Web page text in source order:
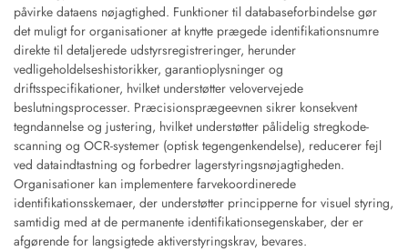
påvirke dataens nøjagtighed. Funktioner til databaseforbindelse gør
det muligt for organisationer at knytte prægede identifikationsnumre
direkte til detaljerede udstyrsregistreringer, herunder
vedligeholdelseshistorikker, garantioplysninger og
driftsspecifikationer, hvilket understøtter velovervejede
beslutningsprocesser. Præcisionsprægeevnen sikrer konsekvent
tegndannelse og justering, hvilket understøtter pålidelig stregkode-
scanning og OCR-systemer (optisk tegengenkendelse), reducerer fejl
ved dataindtastning og forbedrer lagerstyringsnøjagtigheden.
Organisationer kan implementere farvekoordinerede
identifikationsskemaer, der understøtter principperne for visuel styring,
samtidig med at de permanente identifikationsegenskaber, der er
afgørende for langsigtede aktiverstyringskrav, bevares.